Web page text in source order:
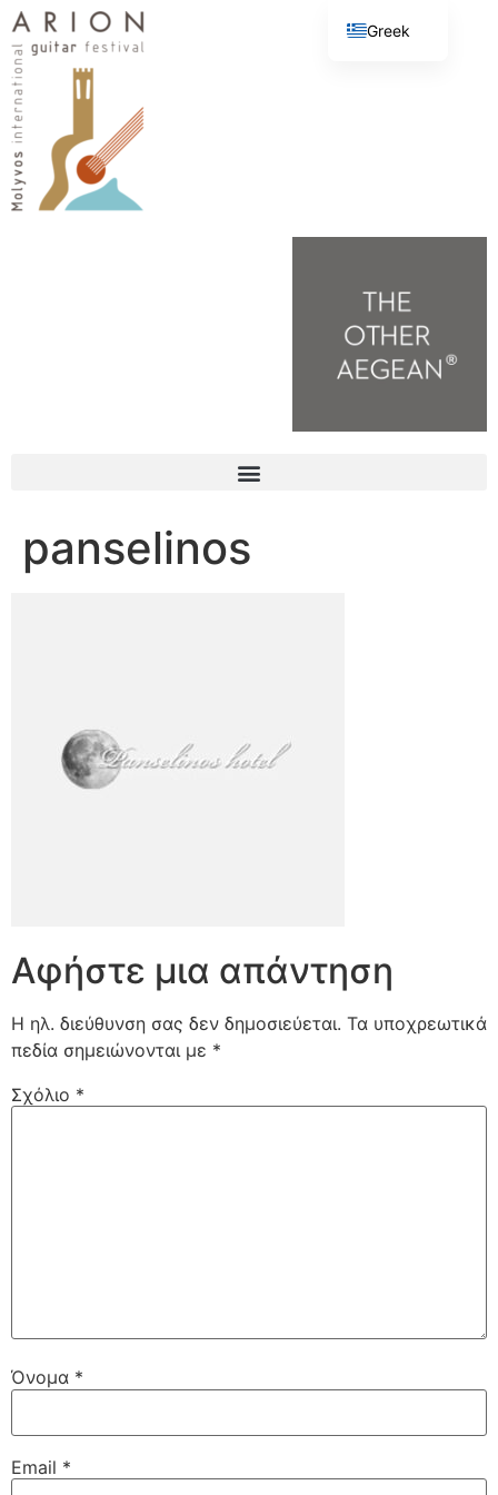
panselinos
Αφήστε μια απάντηση
Η ηλ. διεύθυνση σας δεν δημοσιεύεται. Τα υποχρεωτικά
πεδία σημειώνονται με *
Σχόλιο *
Όνομα *
Email *
Greek